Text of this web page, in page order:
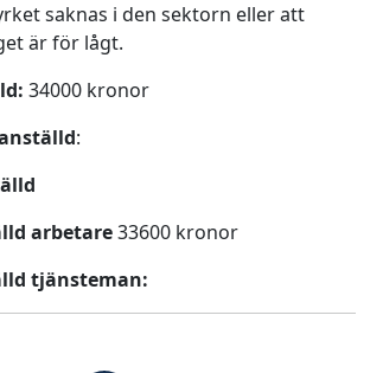
saknas i den sektorn eller att
är för lågt.
34000 kronor
:
arbetare33600 kronor
tjänsteman: